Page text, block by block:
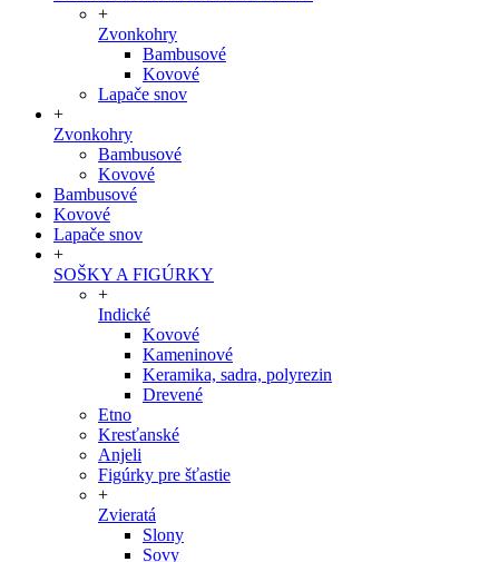
+
Zvonkohry
Bambusové
Kovové
Lapače snov
+
Zvonkohry
Bambusové
Kovové
Bambusové
Kovové
Lapače snov
+
SOŠKY A FIGÚRKY
+
Indické
Kovové
Kameninové
Keramika, sadra, polyrezin
Drevené
Etno
Kresťanské
Anjeli
Figúrky pre šťastie
+
Zvieratá
Slony
Sovy